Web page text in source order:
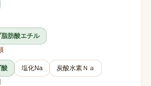
脂肪酸エチル
酸 塩化Na
炭酸水素Ｎａ